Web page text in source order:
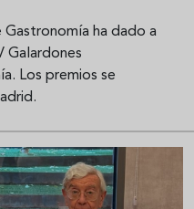
Gastronomía ha dado a
Galardones
Los premios se